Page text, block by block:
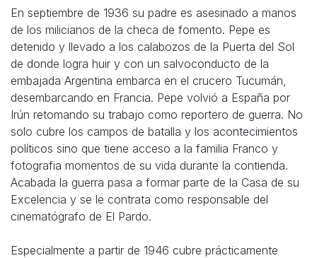
En septiembre de 1936 su padre es asesinado a manos
de los milicianos de la checa de fomento. Pepe es
detenido y llevado a los calabozos de la Puerta del Sol
de donde logra huir y con un salvoconducto de la
embajada Argentina embarca en el crucero Tucumán,
desembarcando en Francia. Pepe volvió a España por
Irún retomando su trabajo como reportero de guerra. No
solo cubre los campos de batalla y los acontecimientos
políticos sino que tiene acceso a la familia Franco y
fotografia momentos de su vida durante la contienda.
Acabada la guerra pasa a formar parte de la Casa de su
Excelencia y se le contrata como responsable del
cinematógrafo de El Pardo.
Especialmente a partir de 1946 cubre prácticamente